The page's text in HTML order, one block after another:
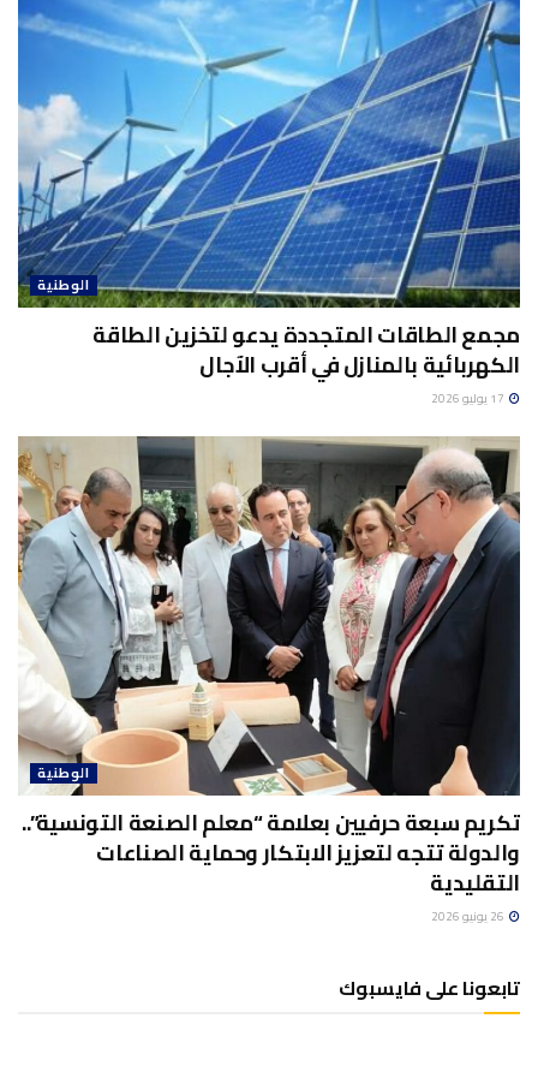
الوطنية
مجمع الطاقات المتجددة يدعو لتخزين الطاقة
الكهربائية بالمنازل في أقرب الآجال
الوطنية
تكريم سبعة حرفيين بعلامة “معلم الصنعة التونسية”..
والدولة تتجه لتعزيز الابتكار وحماية الصناعات
التقليدية
تابعونا على فايسبوك